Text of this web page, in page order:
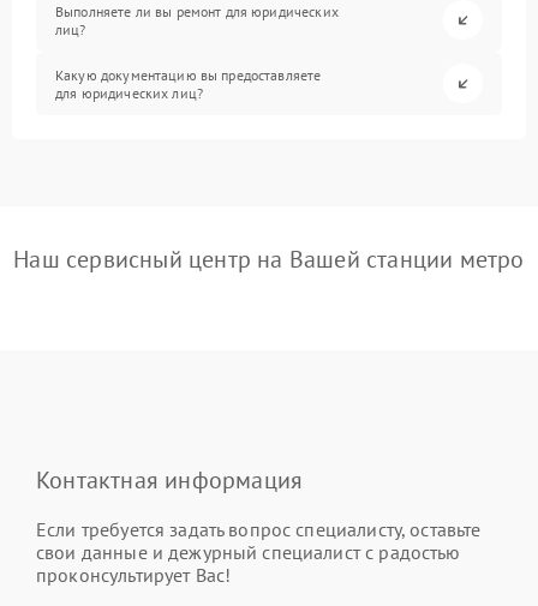
Выполняете ли вы ремонт для юридических
лиц?
Какую документацию вы предоставляете
для юридических лиц?
Наш сервисный центр на Вашей станции метро
Контактная информация
Если требуется задать вопрос специалисту, оставьте
свои данные и дежурный специалист с радостью
проконсультирует Вас!